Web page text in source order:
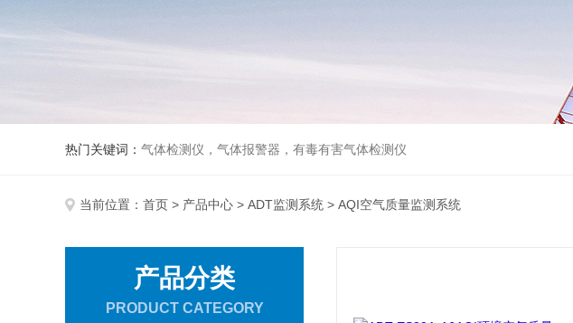
热门关键词： 气体检测仪，气体报警器，有毒有害气体检测仪
当前位置： 首页 > 产品中心 > ADT监测系统 > AQI空气质量监测系统
产品分类
PRODUCT CATEGORY